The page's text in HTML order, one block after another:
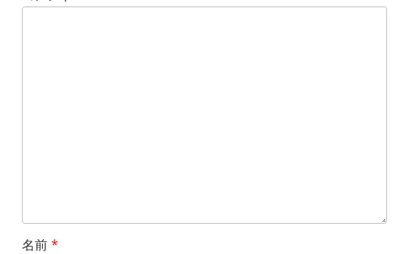
名前 *